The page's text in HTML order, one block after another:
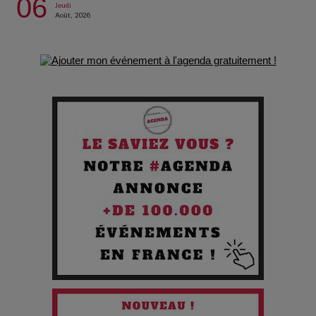
Pourquoi les Petites Entreprises Créatives Deviennent les
Cibles des Hackers
Les 3 meilleures destinations pour des vacances sportives
Quand l'Opéra Rencontre l'IA : Lola Volonakis, l'Artiste du
Paradoxe qui Chante le Futur
06
Jeudi
Août, 2026